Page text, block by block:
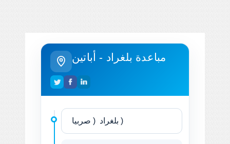
مباعدة بلغراد - أباتين